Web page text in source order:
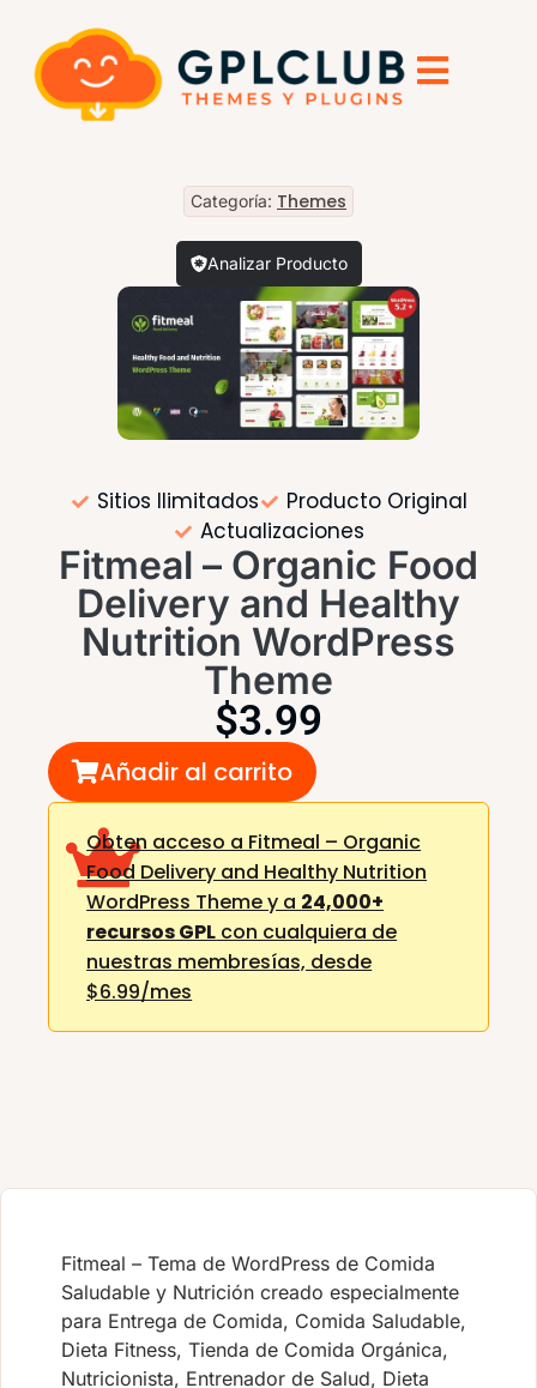
Categoría: Themes
Analizar Producto
Sitios Ilimitados
Producto Original
Actualizaciones
Fitmeal – Organic Food
Delivery and Healthy
Nutrition WordPress
Theme
$3.99
Añadir al carrito
Obten acceso a Fitmeal – Organic
Food Delivery and Healthy Nutrition
WordPress Theme y a 24,000+
recursos GPL con cualquiera de
nuestras membresías, desde
$6.99/mes
Fitmeal – Tema de WordPress de Comida
Saludable y Nutrición creado especialmente
para Entrega de Comida, Comida Saludable,
Dieta Fitness, Tienda de Comida Orgánica,
Nutricionista, Entrenador de Salud, Dieta